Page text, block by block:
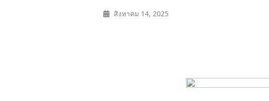
สิงหาคม 14, 2025